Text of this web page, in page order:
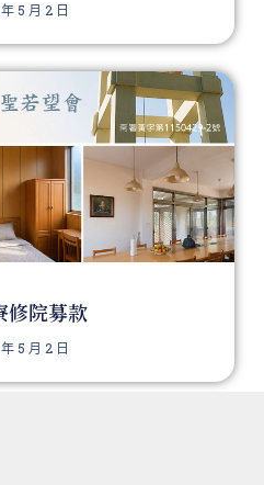
5 月 2 日
修院募款
5 月 2 日